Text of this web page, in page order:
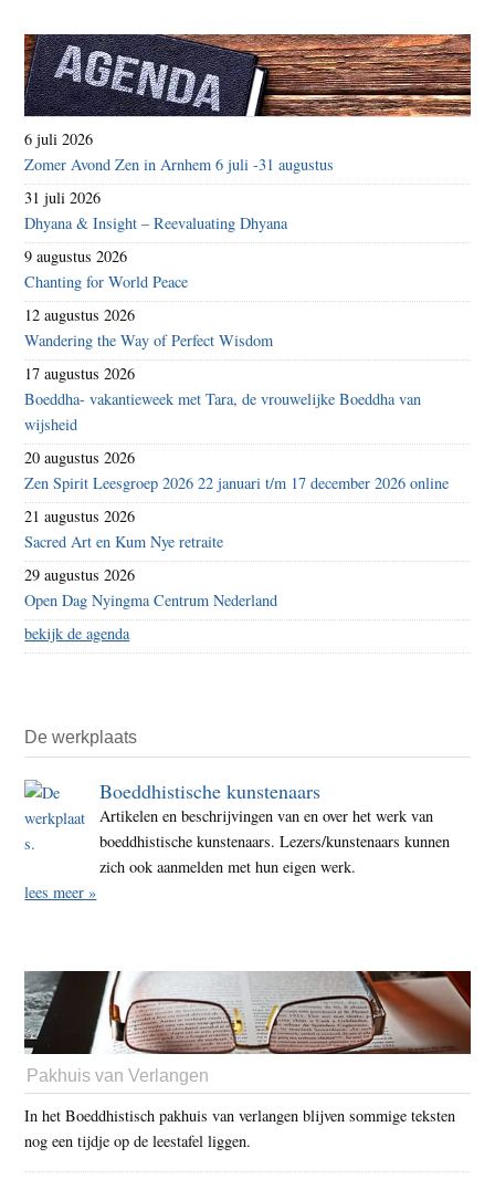
6 juli 2026
Zomer Avond Zen in Arnhem 6 juli -31 augustus
31 juli 2026
Dhyana & Insight – Reevaluating Dhyana
9 augustus 2026
Chanting for World Peace
12 augustus 2026
Wandering the Way of Perfect Wisdom
17 augustus 2026
Boeddha- vakantieweek met Tara, de vrouwelijke Boeddha van
wijsheid
20 augustus 2026
Zen Spirit Leesgroep 2026 22 januari t/m 17 december 2026 online
21 augustus 2026
Sacred Art en Kum Nye retraite
29 augustus 2026
Open Dag Nyingma Centrum Nederland
bekijk de agenda
De werkplaats
Boeddhistische kunstenaars
Artikelen en beschrijvingen van en over het werk van
boeddhistische kunstenaars. Lezers/kunstenaars kunnen
zich ook aanmelden met hun eigen werk.
lees meer »
Pakhuis van Verlangen
In het Boeddhistisch pakhuis van verlangen blijven sommige teksten
nog een tijdje op de leestafel liggen.